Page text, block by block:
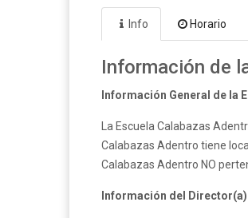
Info Horario
Información de
Información General de la
La Escuela Calabazas
Calabazas Adentro tiene
Calabazas Adentro NO
Información del